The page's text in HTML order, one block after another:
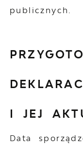
publicznych.
I JEJ
Data